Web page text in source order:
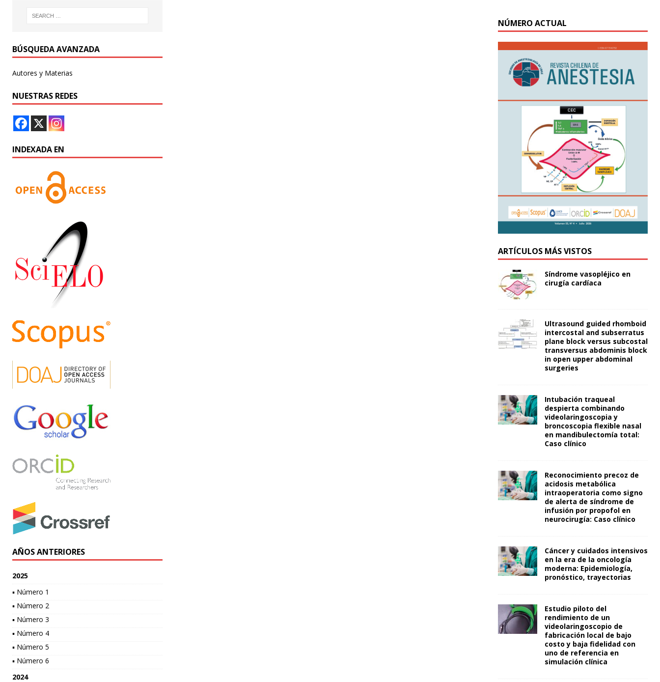
BÚSQUEDA AVANZADA
Autores y Materias
NUESTRAS REDES
INDEXADA EN
AÑOS ANTERIORES
2025
▪ Número 1
▪ Número 2
▪ Número 3
▪ Número 4
▪ Número 5
▪ Número 6
2024
NÚMERO ACTUAL
ARTÍCULOS MÁS VISTOS
Síndrome vasopléjico en
cirugía cardíaca
Ultrasound guided rhomboid
intercostal and subserratus
plane block versus subcostal
transversus abdominis block
in open upper abdominal
surgeries
Intubación traqueal
despierta combinando
videolaringoscopia y
broncoscopia flexible nasal
en mandibulectomía total:
Caso clínico
Reconocimiento precoz de
acidosis metabólica
intraoperatoria como signo
de alerta de síndrome de
infusión por propofol en
neurocirugía: Caso clínico
Cáncer y cuidados intensivos
en la era de la oncología
moderna: Epidemiología,
pronóstico, trayectorias
Estudio piloto del
rendimiento de un
videolaringoscopio de
fabricación local de bajo
costo y baja fidelidad con
uno de referencia en
simulación clínica